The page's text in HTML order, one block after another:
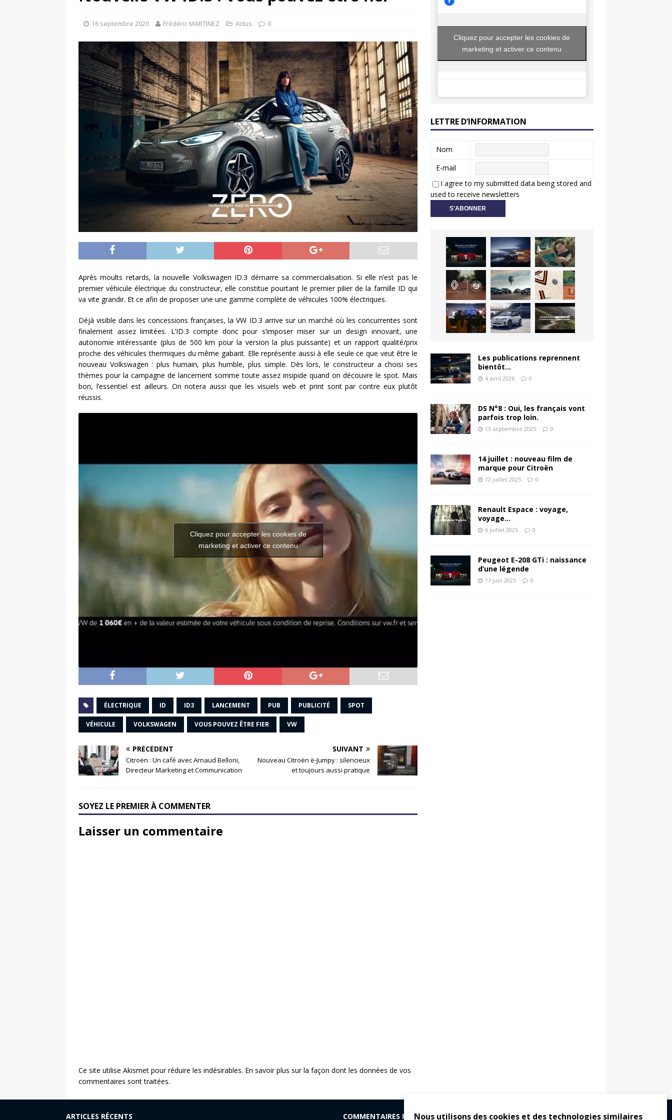
Nous utilisons des cookies et des technologies similaires
Les publications reprennent bientôt…
[ 13 septembre 2025 ] DS N°8 : Oui, les français vont parfois trop loin.
16 septembre 2020 Frédéric MARTINEZ Actus 0
Après moults retards, la nouvelle Volkswagen ID.3 démarre sa commercialisation. Si elle n’est pas le
premier véhicule électrique du constructeur, elle constitue pourtant le premier pilier de la famille ID qui
va vite grandir. Et ce afin de proposer une une gamme complète de véhicules 100% électriques.
Déjà visible dans les concessions françaises, la VW ID.3 arrive sur un marché où les concurrentes sont
finalement assez limitées. L’ID.3 compte donc pour s’imposer miser sur un design innovant, une
autonomie intéressante (plus de 500 km pour la version la plus puissante) et un rapport qualité/prix
proche des véhicules thermiques du même gabarit. Elle représente aussi à elle seule ce que veut être le
nouveau Volkswagen : plus humain, plus humble, plus simple. Dès lors, le constructeur a choisi ses
thèmes pour la campagne de lancement somme toute assez insipide quand on découvre le spot. Mais
bon, l’essentiel est ailleurs. On notera aussi que les visuels web et print sont par contre eux plutôt
réussis.
Cliquez pour accepter les cookies de
marketing et activer ce contenu
ÉLECTRIQUE ID ID3 LANCEMENT PUB PUBLICITÉ SPOT
VÉHICULE VOLKSWAGEN VOUS POUVEZ ÊTRE FIER VW
PRÉCÉDENT
Citroën : Un café avec Arnaud Belloni,
Directeur Marketing et Communication
SUIVANT
Nouveau Citroën ë-Jumpy : silencieux
et toujours aussi pratique
SOYEZ LE PREMIER À COMMENTER
Laisser un commentaire
Ce site utilise Akismet pour réduire les indésirables. En savoir plus sur la façon dont les données de vos
commentaires sont traitées.
Cliquez pour accepter les cookies de
marketing et activer ce contenu
LETTRE D’INFORMATION
Nom
E-mail
I agree to my submitted data being stored and
used to receive newsletters
Les publications reprennent
bientôt…
4 avril 2026 0
DS N°8 : Oui, les français vont
parfois trop loin.
13 septembre 2025 0
14 juillet : nouveau film de
marque pour Citroën
12 juillet 2025 0
Renault Espace : voyage,
voyage…
6 juillet 2025 0
Peugeot E-208 GTi : naissance
d’une légende
17 juin 2025 0
ARTICLES RÉCENTS COMMENTAIRES RÉCENTS